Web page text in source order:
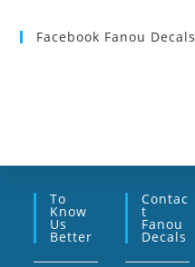
Facebook Fanou Decals
To
Know
Us
Better
Contac
T
Fanou
Decals